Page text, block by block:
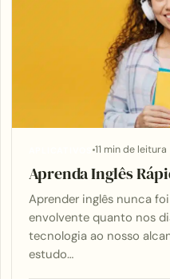
11 min de leitura
Aprenda Inglês
Aprender inglês nunca
envolvente quanto nos
tecnologia ao nosso
estudo…